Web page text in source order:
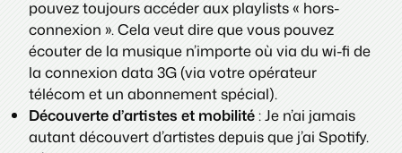
pouvez toujours accéder aux playlists « hors-
connexion ». Cela veut dire que vous pouvez
écouter de la musique n’importe où via du wi-fi de
la connexion data 3G (via votre opérateur
télécom et un abonnement spécial).
Découverte d’artistes et mobilité: Je n’ai jamais
autant découvert d’artistes depuis que j’ai Spotify.